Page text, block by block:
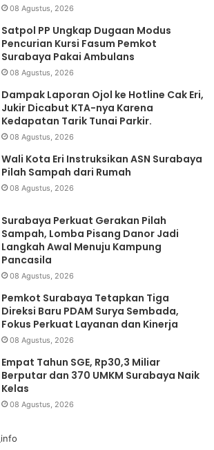
08 Agustus, 2026
Satpol PP Ungkap Dugaan Modus
Pencurian Kursi Fasum Pemkot
Surabaya Pakai Ambulans
08 Agustus, 2026
Dampak Laporan Ojol ke Hotline Cak Eri,
Jukir Dicabut KTA-nya Karena
Kedapatan Tarik Tunai Parkir.
08 Agustus, 2026
Wali Kota Eri Instruksikan ASN Surabaya
Pilah Sampah dari Rumah
08 Agustus, 2026
Surabaya Perkuat Gerakan Pilah
Sampah, Lomba Pisang Danor Jadi
Langkah Awal Menuju Kampung
Pancasila
08 Agustus, 2026
Pemkot Surabaya Tetapkan Tiga
Direksi Baru PDAM Surya Sembada,
Fokus Perkuat Layanan dan Kinerja
08 Agustus, 2026
Empat Tahun SGE, Rp30,3 Miliar
Berputar dan 370 UMKM Surabaya Naik
Kelas
08 Agustus, 2026